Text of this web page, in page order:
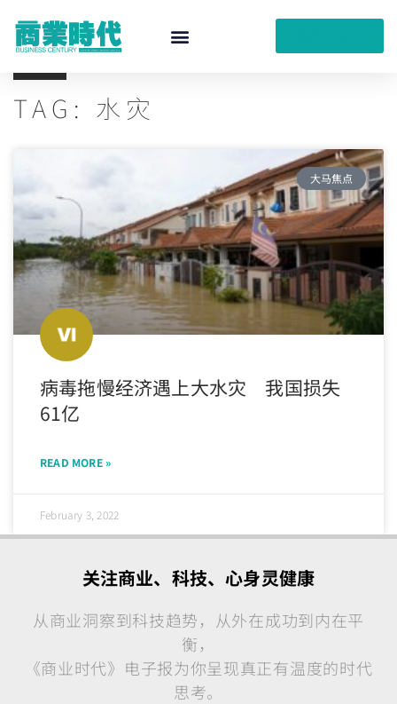
TAG: 水灾
大马焦点
病毒拖慢经济遇上大水灾 我国损失
61亿
READ MORE »
February 3, 2022
关注商业、科技、心身灵健康
从商业洞察到科技趋势，从外在成功到内在平
衡，
《商业时代》电子报为你呈现真正有温度的时代
思考。